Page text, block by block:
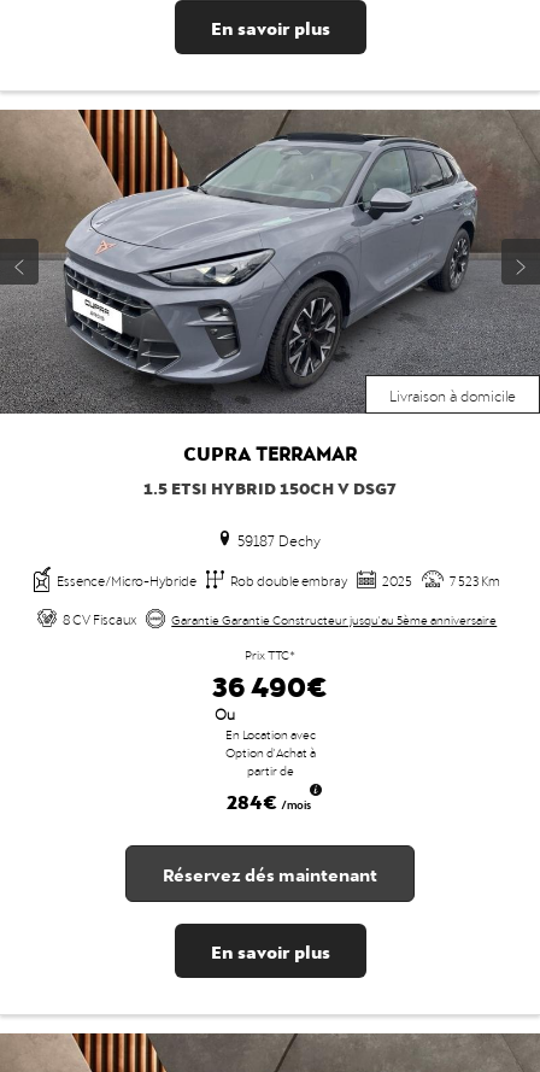
En savoir plus
Livraison à domicile
CUPRATERRAMAR
1.5 ETSI HYBRID 150CH V DSG7
59187 Dechy
Essence/Micro-Hybride Rob double embray 2025
7 523 Km
8 CV Fiscaux
Garantie Garantie Constructeur jusqu'au 5ème anniversaire
Prix TTC*
36 490€
Ou
En Location avec
Option d'Achat à
partir de
284€ /mois
Réservez dés maintenant
En savoir plus